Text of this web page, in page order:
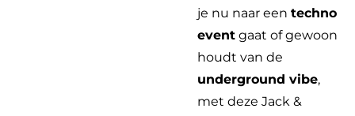
je nu naar een techno
event gaat of gewoon
houdt van de
underground vibe,
met deze Jack &